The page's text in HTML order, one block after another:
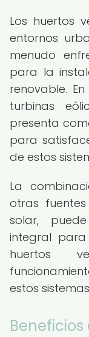
Los huertos
entornos
menudo
para la
renovable.
turbinas
presenta
para
de estos
La
otras
solar,
integral
huertos
estos